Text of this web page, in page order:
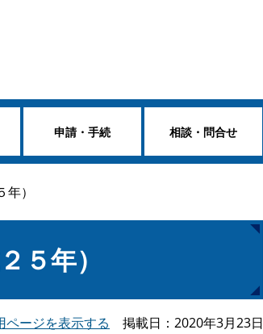
申請・手続 相談・問合せ
）
５年）
ページを表示する 掲載日 2020年3月23日